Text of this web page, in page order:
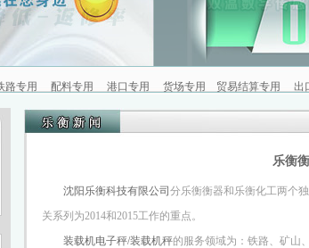
路专用 配料专用 港口专用 货场专用 贸易结算专用 出
乐衡
沈阳乐衡科技有限公司 分乐衡衡器和乐衡化工两个
关系列为2014和2015工作的重点。
装载机电子秤/装载机秤的服务领域为：铁路、矿山